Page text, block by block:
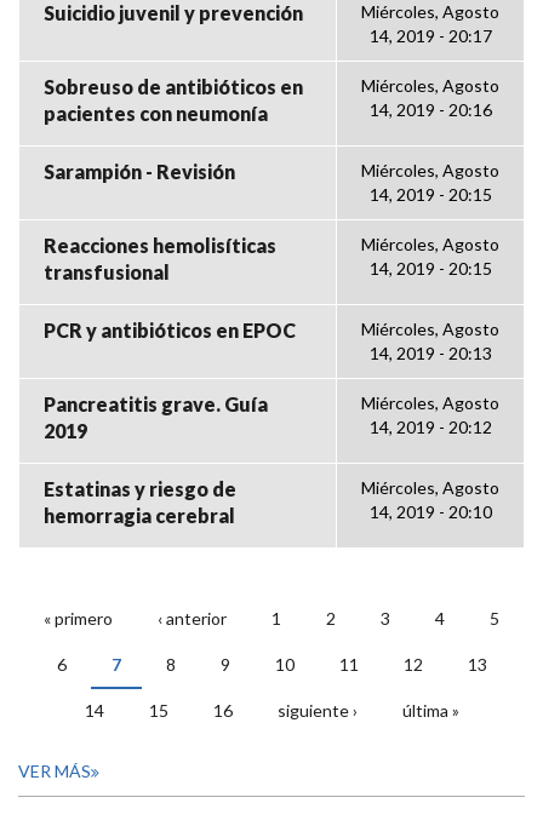
Suicidio juvenil y prevención
Miércoles, Agosto
14, 2019 - 20:17
Sobreuso de antibióticos en
pacientes con neumonía
Miércoles, Agosto
14, 2019 - 20:16
Sarampión - Revisión
Miércoles, Agosto
14, 2019 - 20:15
Reacciones hemolisíticas
transfusional
Miércoles, Agosto
14, 2019 - 20:15
PCR y antibióticos en EPOC
Miércoles, Agosto
14, 2019 - 20:13
Pancreatitis grave. Guía
2019
Miércoles, Agosto
14, 2019 - 20:12
Estatinas y riesgo de
hemorragia cerebral
Miércoles, Agosto
14, 2019 - 20:10
PÁGINAS
« primero ‹ anterior 1 2 3 4 5
6 7 8 9 10 11 12 13
14 15 16 siguiente › última »
VER MÁS